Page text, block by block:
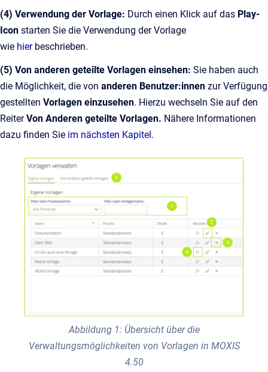
(4) Verwendung der Vorlage: Durch einen Klick auf das Play-
Icon starten Sie die Verwendung der Vorlage
wie hierbeschrieben.
(5) Von anderen geteilte Vorlagen einsehen: Sie haben auch
die Möglichkeit, die von anderen Benutzer:innen zur Verfügung
gestellten Vorlagen einzusehen. Hierzu wechseln Sie auf den
ReiterVon Anderen geteilte Vorlagen. Nähere Informationen
dazu finden Sie im nächsten Kapitel.
Abbildung 1: Übersicht über die
Verwaltungsmöglichkeiten von Vorlagen in MOXIS
4.50